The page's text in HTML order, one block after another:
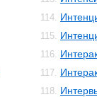
114.
115.
116.
117.
118.